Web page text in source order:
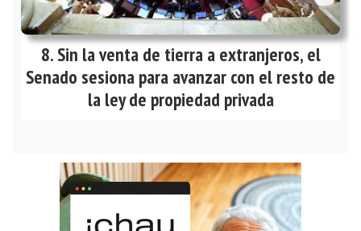
Sin la venta de tierra a extranjeros, el
Senado sesiona para avanzar con el resto de
la ley de propiedad privada